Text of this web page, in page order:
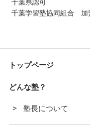
千葉県認可
千葉学習塾協同組合 加
トップページ
どんな塾？
塾長について